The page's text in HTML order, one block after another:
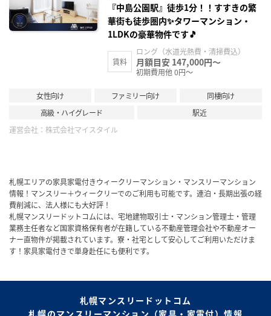
『中島公園駅』徒歩1分！！すすきの繁
華街も徒歩圏内✨タワーマンション・
1LDKの豪華物件です🎵
賃料
ロング（水道光熱費・清掃費込）
月額目安 147,000円～
初期費用他 0円～
女性向け ファミリー向け
同棲向け
高級・ハイグレード
駅近
運営会社： 株式会社マイスタイル
札幌エリアの家具家電付きウィークリーマンション・マンスリーマンション
情報！マンスリー＋ウィークリーでのご利用も可能です。連泊・長期出張の経
費削減に、法人様にも大好評！
札幌マンスリードットコムには、宅地建物取引士・マンション管理士・管理
業務主任者など国家資格保有者が在籍している不動産管理会社や不動産オー
ナー直物件が掲載されています。寮・社宅として安心してご利用いただけま
す！家具家電付きで単身赴任にも便利です。
札幌マンスリードットコム
札幌のマンスリーマンション（家具・家電付）情報